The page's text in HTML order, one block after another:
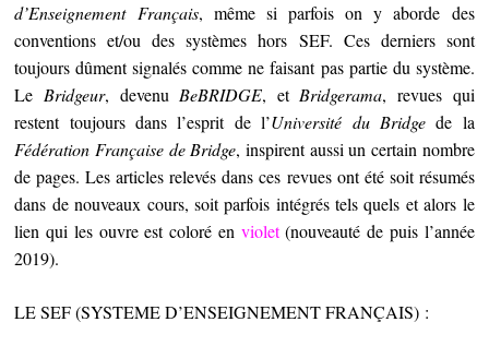
d’Enseignement Français, même si parfois on y aborde des
conventions et/ou des systèmes hors SEF. Ces derniers sont
toujours dûment signalés comme ne faisant pas partie du système.
LeBridgeur, devenuBeBRIDGE, etBridgerama, revues qui
restent toujours dans l’esprit de l’Université du Bridgede la
Fédération Française de Bridge, inspirent aussi un certain nombre
de pages. Les articles relevés dans ces revues ont été soit résumés
dans de nouveaux cours, soit parfois intégrés tels quels et alors le
lien qui les ouvre est coloré en violet(nouveauté de puis l’année
2019).
LE SEF (SYSTEME D’ENSEIGNEMENT FRANÇAIS) :